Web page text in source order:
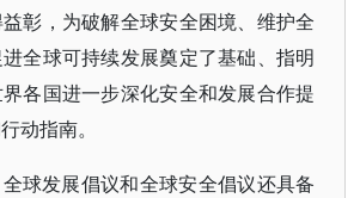
彰，为破解全球安全困境、维护全
全球可持续发展奠定了基础、指明
各国进一步深化安全和发展合作提
动指南。
球发展倡议和全球安全倡议还具备